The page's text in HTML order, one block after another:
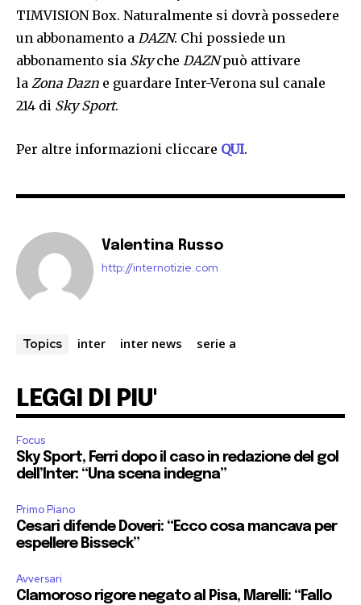
TIMVISION Box. Naturalmente si dovrà possedere
un abbonamento a DAZN. Chi possiede un
abbonamento sia Skyche DAZNpuò attivare
la Zona Dazn e guardare Inter-Verona sul canale
214 di Sky Sport.
Per altre informazioni cliccare QUI.
Valentina Russo
http://internotizie.com
Topics inter inter news serie a
LEGGI DI PIU'
Focus
Sky Sport, Ferri dopo il caso in redazione del gol
dell’Inter: “Una scena indegna”
Primo Piano
Cesari difende Doveri: “Ecco cosa mancava per
espellere Bisseck”
Avversari
Clamoroso rigore negato al Pisa, Marelli: “Fallo